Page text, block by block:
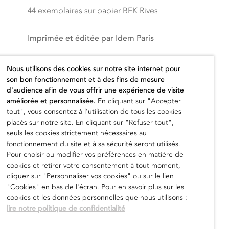
44 exemplaires sur papier BFK Rives
Imprimée et éditée par Idem Paris
Prix hors taxes
800,00€
Ajouter au panier
Nous utilisons des cookies sur notre site internet pour
son bon fonctionnement et à des fins de mesure
d'audience afin de vous offrir une expérience de visite
améliorée et personnalisée. En cliquant sur "Accepter
tout", vous consentez à l'utilisation de tous les cookies
placés sur notre site. En cliquant sur "Refuser tout",
seuls les cookies strictement nécessaires au
fonctionnement du site et à sa sécurité seront utilisés.
Pour choisir ou modifier vos préférences en matière de
cookies et retirer votre consentement à tout moment,
cliquez sur "Personnaliser vos cookies" ou sur le lien
"Cookies" en bas de l'écran. Pour en savoir plus sur les
cookies et les données personnelles que nous utilisons :
lire notre politique de confidentialité